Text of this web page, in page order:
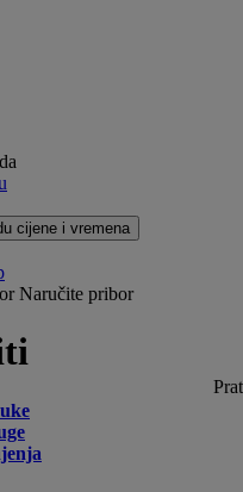
cijene i vremena
Naručite pribor